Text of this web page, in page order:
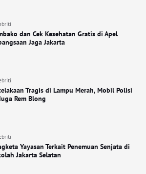
dan Cek Kesehatan Gratis di Apel
Jaga Jakarta
Tragis di Lampu Merah, Mobil Polisi
Rem Blong
Yayasan Terkait Penemuan Senjata di
Jakarta Selatan